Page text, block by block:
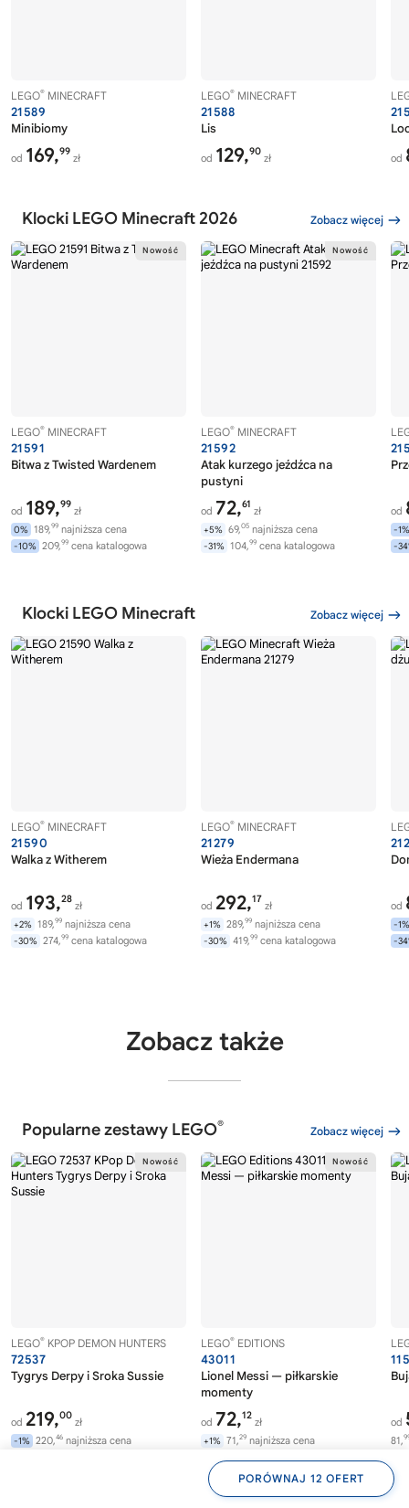
LEGO® MINECRAFT
21589
Minibiomy
od 169,99
zł
LEGO® MINECRAFT
21588
Lis
od 129,90
zł od
Klocki LEGO Minecraft 2026 Zobacz więcej
LEGO® MINECRAFT
21591
Bitwa z Twisted Wardenem
od 189,99
zł
0% 189,99 najniższa cena
-10% 209,99 cena katalogowa
LEGO® MINECRAFT
21592
Atak kurzego jeźdźca na
pustyni
od 72,61
zł
+5% 69,05 najniższa cena
-31% 104,99 cena katalogowa
od
-1%
-
Klocki LEGO Minecraft Zobacz więcej
LEGO® MINECRAFT
21590
Walka z Witherem
od 193,28
zł
+2% 189,99 najniższa cena
-30% 274,99 cena katalogowa
LEGO® MINECRAFT
21279
Wieża Endermana
od 292,17
zł
+1% 289,99 najniższa cena
-30% 419,99 cena katalogowa
od
-1%
-
PORÓWNAJ 12 OFERT
Zobacz także
Popularne zestawy LEGO® Zobacz więcej
LEGO® KPOP DEMON HUNTERS
72537
Tygrys Derpy i Sroka Sussie
od 219,00
zł
-1% 220,46 najniższa cena
LEGO® EDITIONS
43011
Lionel Messi — piłkarskie
momenty
od 72,12
zł
+1% 71,29 najniższa cena
od
81,